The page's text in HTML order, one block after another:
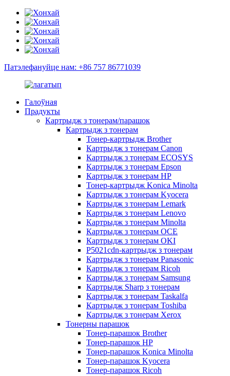
Патэлефануйце нам: +86 757 86771039
Галоўная
Прадукты
Картрыдж з тонерам/парашок
Картрыдж з тонерам
Тонер-картрыдж Brother
Картрыдж з тонерам Canon
Картрыдж з тонерам ECOSYS
Картрыдж з тонерам Epson
Картрыдж з тонерам HP
Тонер-картрыдж Konica Minolta
Картрыдж з тонерам Kyocera
Картрыдж з тонерам Lemark
Картрыдж з тонерам Lenovo
Картрыдж з тонерам Minolta
Картрыдж з тонерам OCE
Картрыдж з тонерам OKI
P5021cdn-картрыдж з тонерам
Картрыдж з тонерам Panasonic
Картрыдж з тонерам Ricoh
Картрыдж з тонерам Samsung
Картрыдж Sharp з тонерам
Картрыдж з тонерам Taskalfa
Картрыдж з тонерам Toshiba
Картрыдж з тонерам Xerox
Тонерны парашок
Тонер-парашок Brother
Тонер-парашок HP
Тонер-парашок Konica Minolta
Тонер-парашок Kyocera
Тонер-парашок Ricoh